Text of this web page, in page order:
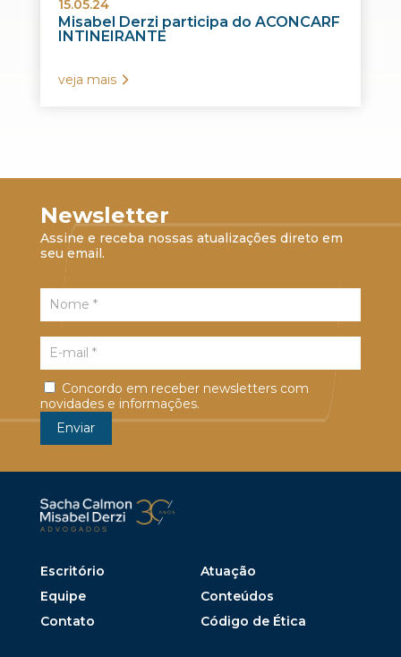
15.05.24
Misabel Derzi participa do ACONCARF
INTINEIRANTE
veja mais
Newsletter
Assine e receba nossas atualizações direto em
seu email.
Concordo em receber newsletters com
novidades e informações.
Escritório
Atuação
Equipe
Conteúdos
Contato
Código de Ética